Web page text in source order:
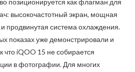
позиционируется как флагман для
высокочастотный экран, мощная
продвинутая система охлаждения.
показах уже демонстрировали и
что iQOO 15 не собирается
в фотографии. Для многих